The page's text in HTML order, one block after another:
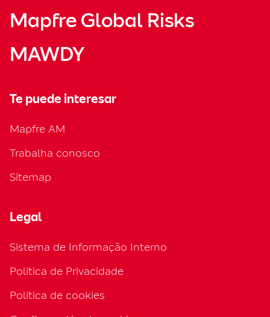
Mapfre Global Risks
MAWDY
Te puede interesar
Mapfre AM
Trabalha conosco
Sitemap
Legal
Sistema de Informação Interno
Política de Privacidade
Política de cookies